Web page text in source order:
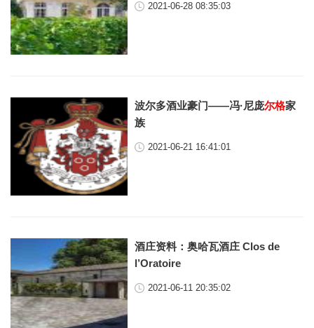
2021-06-28 08:35:03
波尔多酒业豪门——冯·尼庞尔格家
族
2021-06-21 16:41:01
酒庄资料：奥哈瓦酒庄 Clos de
l’Oratoire
2021-06-11 20:35:02